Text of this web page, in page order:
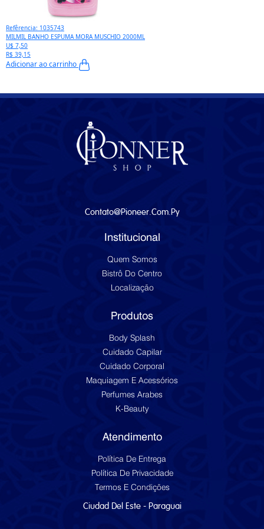
Refêrencia: 1035743
MILMIL BANHO ESPUMA MORA MUSCHIO 2000ML
U$ 7,50
R$ 39,15
Adicionar ao carrinho
Contato@pioneer.com.py
Institucional
Quem Somos
Bistrô Do Centro
Localização
Produtos
Body Splash
Cuidado Capilar
Cuidado Corporal
Maquiagem E Acessórios
Perfumes Arabes
K-Beauty
Atendimento
Política De Entrega
Política De Privacidade
Termos E Condições
Ciudad Del Este - Paraguai